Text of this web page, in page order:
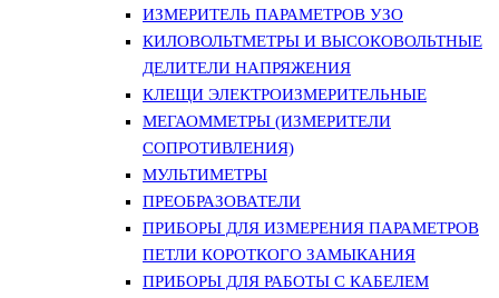
ИЗМЕРИТЕЛЬ ПАРАМЕТРОВ УЗО
КИЛОВОЛЬТМЕТРЫ И ВЫСОКОВОЛЬТНЫЕ
ДЕЛИТЕЛИ НАПРЯЖЕНИЯ
КЛЕЩИ ЭЛЕКТРОИЗМЕРИТЕЛЬНЫЕ
МЕГАОММЕТРЫ (ИЗМЕРИТЕЛИ
СОПРОТИВЛЕНИЯ)
МУЛЬТИМЕТРЫ
ПРЕОБРАЗОВАТЕЛИ
ПРИБОРЫ ДЛЯ ИЗМЕРЕНИЯ ПАРАМЕТРОВ
ПЕТЛИ КОРОТКОГО ЗАМЫКАНИЯ
ПРИБОРЫ ДЛЯ РАБОТЫ С КАБЕЛЕМ